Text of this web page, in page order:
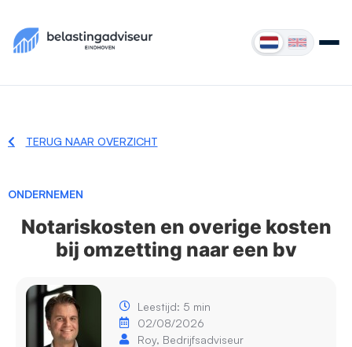
TERUG NAAR OVERZICHT
ONDERNEMEN
Notariskosten en overige kosten
bij omzetting naar een bv
Leestijd: 5 min
02/08/2026
Roy, Bedrijfsadviseur